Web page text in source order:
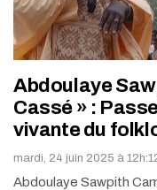
Abdoulaye
Cassé » :
vivante du
mardi, 24 juin 2025 à
Abdoulaye Sawpith